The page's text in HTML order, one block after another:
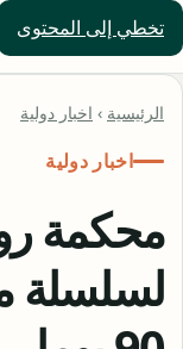
تخطي إلى المحتوى
حلول العالم
الرئيسية › اخبار دولية
اخبار دولية
محكمة
لسلسلة